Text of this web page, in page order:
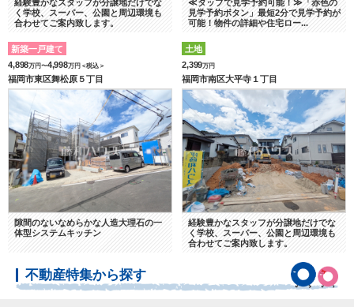
経験豊かなスタッフが分譲地だけでな
く学校、スーパー、公園と周辺環境も
合わせてご案内致します。
≪タップで見学予約可能！≫「赤色の
見学予約ボタン」最短2分で見学予約が
可能！物件の詳細や住宅ロー...
新築一戸建て
4,898万円〜4,998万円＜税込＞
福岡市東区舞松原５丁目
隙間のないなめらかな人造大理石の一
体型システムキッチン
土地
2,399万円
福岡市南区大平寺１丁目
経験豊かなスタッフが分譲地だけでな
く学校、スーパー、公園と周辺環境も
合わせてご案内致します。
不動産特集から探す